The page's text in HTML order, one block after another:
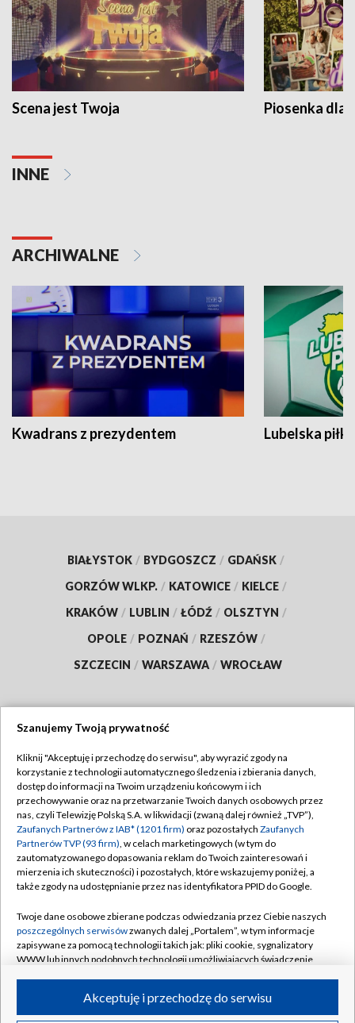
Scena jest Twoja Piosenka dla
INNE
ARCHIWALNE
Kwadrans z prezydentem Lubelska piłka
BIAŁYSTOK / BYDGOSZCZ / GDAŃSK /
GORZÓW WLKP. / KATOWICE / KIELCE /
KRAKÓW / LUBLIN / ŁÓDŹ / OLSZTYN /
OPOLE / POZNAŃ / RZESZÓW /
SZCZECIN / WARSZAWA / WROCŁAW
TVP
Abonament TVP
Emisja w TVP
Centrum informacji TVP
Naziemna Telewizja Cyfrowa
Rada Programowa
System NOS
Informacje o nadawcy
Program dla prasy
Regulamin TVP
Polityka prywatności
Moje zgody
Pomoc
Kontakt
Kanały
Szanujemy Twoją prywatność
Kliknij "Akceptuję i przechodzę do serwisu", aby wyrazić zgody na
korzystanie z technologii automatycznego śledzenia i zbierania danych,
dostęp do informacji na Twoim urządzeniu końcowym i ich
przechowywanie oraz na przetwarzanie Twoich danych osobowych przez
nas, czyli Telewizję Polską S.A. w likwidacji (zwaną dalej również „TVP”),
Zaufanych Partnerów z IAB* (1201 firm) oraz pozostałych Zaufanych
Partnerów TVP (93 firm), w celach marketingowych (w tym do
zautomatyzowanego dopasowania reklam do Twoich zainteresowań i
mierzenia ich skuteczności) i pozostałych, które wskazujemy poniżej, a
także zgody na udostępnianie przez nas identyfikatora PPID do Google.
Twoje dane osobowe zbierane podczas odwiedzania przez Ciebie naszych
poszczególnych serwisówzwanych dalej „Portalem”, w tym informacje
zapisywane za pomocą technologii takich jak: pliki cookie, sygnalizatory
WWW lub innych podobnych technologii umożliwiających świadczenie
ruchu w Internecie.Akceptuję i przechodzę do serwisu